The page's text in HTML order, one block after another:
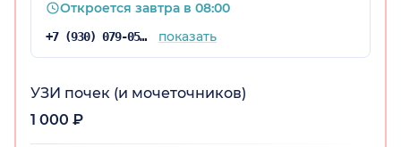
Откроется завтра в 08:00
+7 (930) 079-05-82 показать
УЗИ почек (и мочеточников)
1 000 ₽